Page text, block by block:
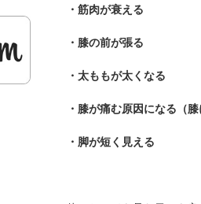
・筋肉が衰える
・膝の前が張る
・太ももが太くなる
・膝が痛む原因になる（膝
・脚が短く見える